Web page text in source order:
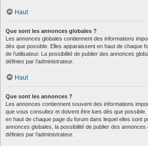
Haut
Que sont les annonces globales ?
Les annonces globales contiennent des informations
dès que possible. Elles apparaissent en haut de chaque
de l’utilisateur. La possibilité de publier des annonces
définies par l’administrateur.
Haut
Que sont les annonces ?
Les annonces contiennent souvent des informations
que vous consultez et doivent être lues dès que
en haut de chaque page du forum dans lequel elles sont
annonces globales, la possibilité de publier des
définies par l’administrateur.